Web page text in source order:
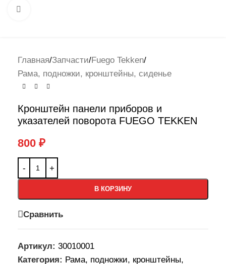
Главная/Запчасти/Fuego Tekken/
Рама, подножки, кронштейны, сиденье
Кронштейн панели приборов и
указателей поворота FUEGO TEKKEN
800 ₽
В КОРЗИНУ
Сравнить
Артикул: 30010001
Категория: Рама, подножки, кронштейны,